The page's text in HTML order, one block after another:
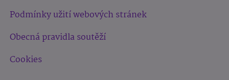
Podmínky užití webových stránek
Obecná pravidla soutěží
Cookies